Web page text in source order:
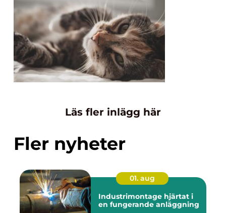
Läs fler inlägg här
Fler nyheter
01. aug
Industrimontage hjärtat i
en fungerande anläggning